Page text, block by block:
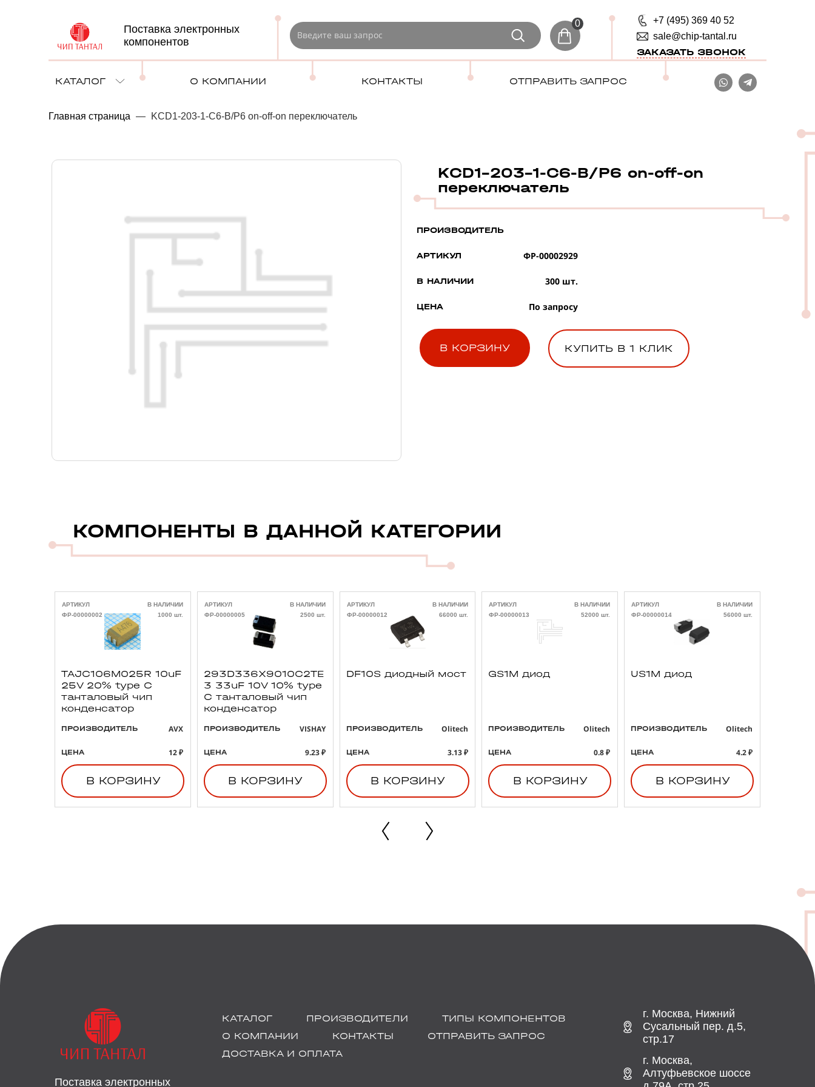
Поставка электронных
компонентов
0
+7 (495) 369 40 52
sale@chip-tantal.ru
ЗАКАЗАТЬ ЗВОНОК
КАТАЛОГ О КОМПАНИИ КОНТАКТЫ ОТПРАВИТЬ ЗАПРОС
Главная страница — KCD1-203-1-C6-B/P6 on-off-on переключатель
KCD1-203-1-C6-B/P6 on-off-on
переключатель
ПРОИЗВОДИТЕЛЬ
АРТИКУЛ ФР-00002929
В НАЛИЧИИ 300 шт.
ЦЕНА По запросу
В КОРЗИНУ КУПИТЬ В 1 КЛИК
КОМПОНЕНТЫ В ДАННОЙ КАТЕГОРИИ
АРТИКУЛ
ФР-00000002
В НАЛИЧИИ
1000 шт.
TAJC106M025R 10uF
25V 20% type C
танталовый чип
конденсатор
ПРОИЗВОДИТЕЛЬ AVX
ЦЕНА 12 ₽
В КОРЗИНУ
АРТИКУЛ
ФР-00000005
В НАЛИЧИИ
2500 шт.
293D336X9010C2TE
3 33uF 10V 10% type
C танталовый чип
конденсатор
ПРОИЗВОДИТЕЛЬ VISHAY
ЦЕНА 9.23 ₽
В КОРЗИНУ
АРТИКУЛ
ФР-00000012
В НАЛИЧИИ
66000 шт.
DF10S диодный мост
ПРОИЗВОДИТЕЛЬ Olitech
ЦЕНА 3.13 ₽
В КОРЗИНУ
АРТИКУЛ
ФР-00000013
В НАЛИЧИИ
52000 шт.
GS1M диод
ПРОИЗВОДИТЕЛЬ Olitech
ЦЕНА 0.8 ₽
В КОРЗИНУ
АРТИКУЛ
ФР-00000014
В НАЛИЧИИ
56000 шт.
US1M диод
ПРОИЗВОДИТЕЛЬ Olitech
ЦЕНА 4.2 ₽
В КОРЗИНУ
Поставка электронных
КАТАЛОГ ПРОИЗВОДИТЕЛИ
ТИПЫ КОМПОНЕНТОВ
О КОМПАНИИ
КОНТАКТЫ
ОТПРАВИТЬ ЗАПРОС
ДОСТАВКА И ОПЛАТА
г. Москва, Нижний
Сусальный пер. д.5,
стр.17
г. Москва,
Алтуфьевское шоссе